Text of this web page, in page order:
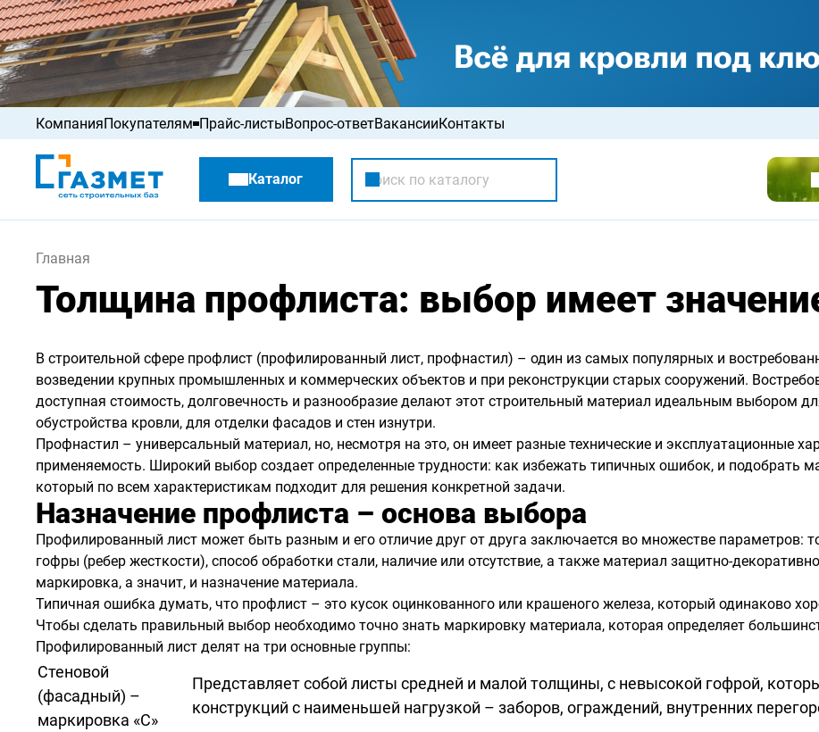
КомпанияПокупателям
Распродажа
Прайс-листыВопрос-ответВакансииКонтакты
Каталог
Главная
Толщина профлиста: выбор имеет
В строительной сфере профлист (профилированный лист, профнастил) – один из самых популярных и
возведении крупных промышленных и коммерческих объектов и при реконструкции старых сооружений.
доступная стоимость, долговечность и разнообразие делают этот строительный материал идеальным выбором
обустройства кровли, для отделки фасадов и стен изнутри.
Профнастил – универсальный материал, но, несмотря на это, он имеет разные технические и эксплуатационные
применяемость. Широкий выбор создает определенные трудности: как избежать типичных ошибок, и подобрать
который по всем характеристикам подходит для решения конкретной задачи.
Назначение профлиста – основа выбора
Профилированный лист может быть разным и его отличие друг от друга заключается во множестве
гофры (ребер жесткости), способ обработки стали, наличие или отсутствие, а также материал защитно-
маркировка, а значит, и назначение материала.
Типичная ошибка думать, что профлист – это кусок оцинкованного или крашеного железа, который одинаково
Чтобы сделать правильный выбор необходимо точно знать маркировку материала, которая определяет
Профилированный лист делят на три основные группы:
Стеновой
(фасадный) –
маркировка «С»
Представляет собой листы средней и малой толщины, с невысокой гофрой,
конструкций с наименьшей нагрузкой – заборов, ограждений, внутренних